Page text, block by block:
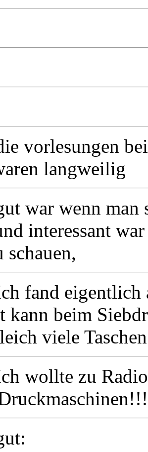
vorlesungen
langweilig
war wenn man
interessant
fand
beim
viele
wollte zu